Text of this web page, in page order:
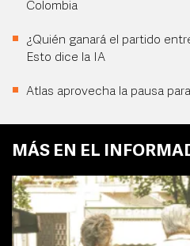
Colombia
¿Quién ganará el partido
Esto dice la IA
Atlas aprovecha la pausa
MÁS EN EL